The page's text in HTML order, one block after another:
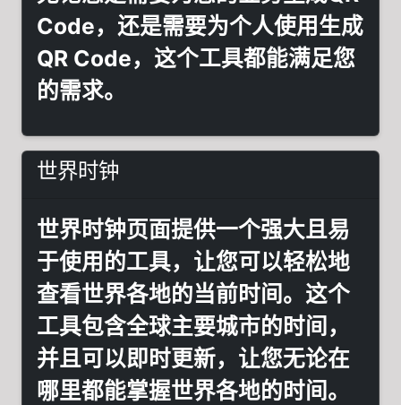
Code，还是需要为个人使用生成
QR Code，这个工具都能满足您
的需求。
世界时钟
世界时钟页面提供一个强大且易
于使用的工具，让您可以轻松地
查看世界各地的当前时间。这个
工具包含全球主要城市的时间，
并且可以即时更新，让您无论在
哪里都能掌握世界各地的时间。